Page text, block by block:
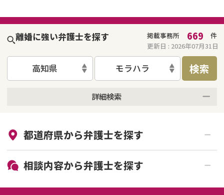
離婚に強い弁護士を探す 掲載事務所 669
件
更新日 : 2026年07月31日
高知県 モラハラ 検索
詳細検索
初回相談無料
土日祝の相談可能
都道府県から弁護士を探す
北海道・東北
北海道 青森県
関東
相談内容から弁護士を探す